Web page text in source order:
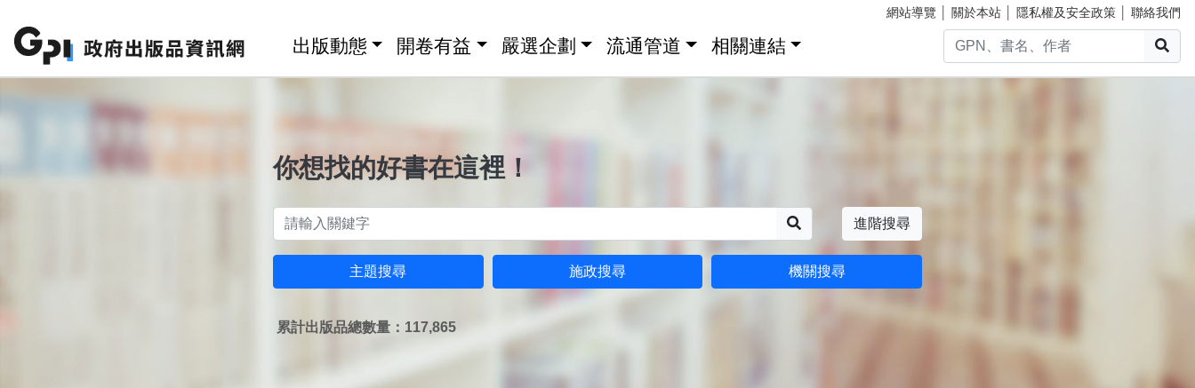
網站導覽 關於本站 隱私權及安全政策 聯絡我們
出版動態 開卷有益 嚴選企劃 流通管道 相關連結
你想找的好書在這裡！
進階搜尋
主題搜尋 施政搜尋 機關搜尋
累計出版品總數量：117,865